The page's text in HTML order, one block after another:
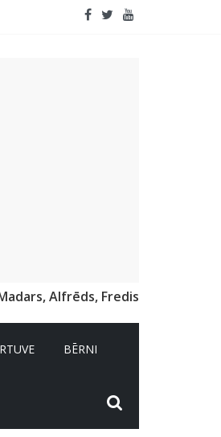
Alfrēds, Fredis
BĒRNI